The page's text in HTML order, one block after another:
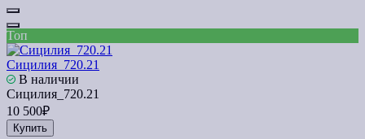
Топ
Сицилия_720.21
В наличии
Сицилия_720.21
10 500₽
Купить